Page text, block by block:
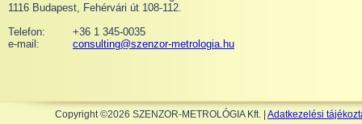
1116 Budapest, Fehérvári út 108-112.
Telefon:
+36 1 345-0035
e-mail:
consulting@szenzor-metrologia.hu
Copyright ©2026 SZENZOR-METROLÓGIA Kft. | Adatkezelési